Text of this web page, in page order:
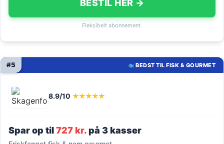
BESTIL HER →
Fleksibelt abonnement.
BEDST TIL FISK & GOURMET
#5
8.9/10 ★★★★★
Spar op til727 kr.på 3 kasser